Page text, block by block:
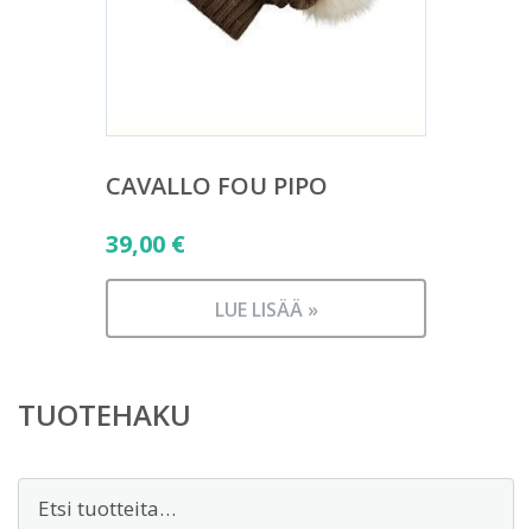
CAVALLO FOU PIPO
39,00 €
LUE LISÄÄ »
TUOTEHAKU